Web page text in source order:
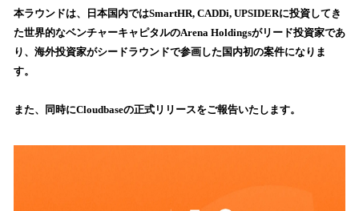
で
す
本ラウンドは、日本国内ではSmartHR, CADDi, UPSIDERに投資してき
た世界的なベンチャーキャピタルのArena Holdingsがリード投資家であ
り、海外投資家がシードラウンドで参画した国内初の案件になりま
す。
また、同時にCloudbaseの正式リリースをご報告いたします。